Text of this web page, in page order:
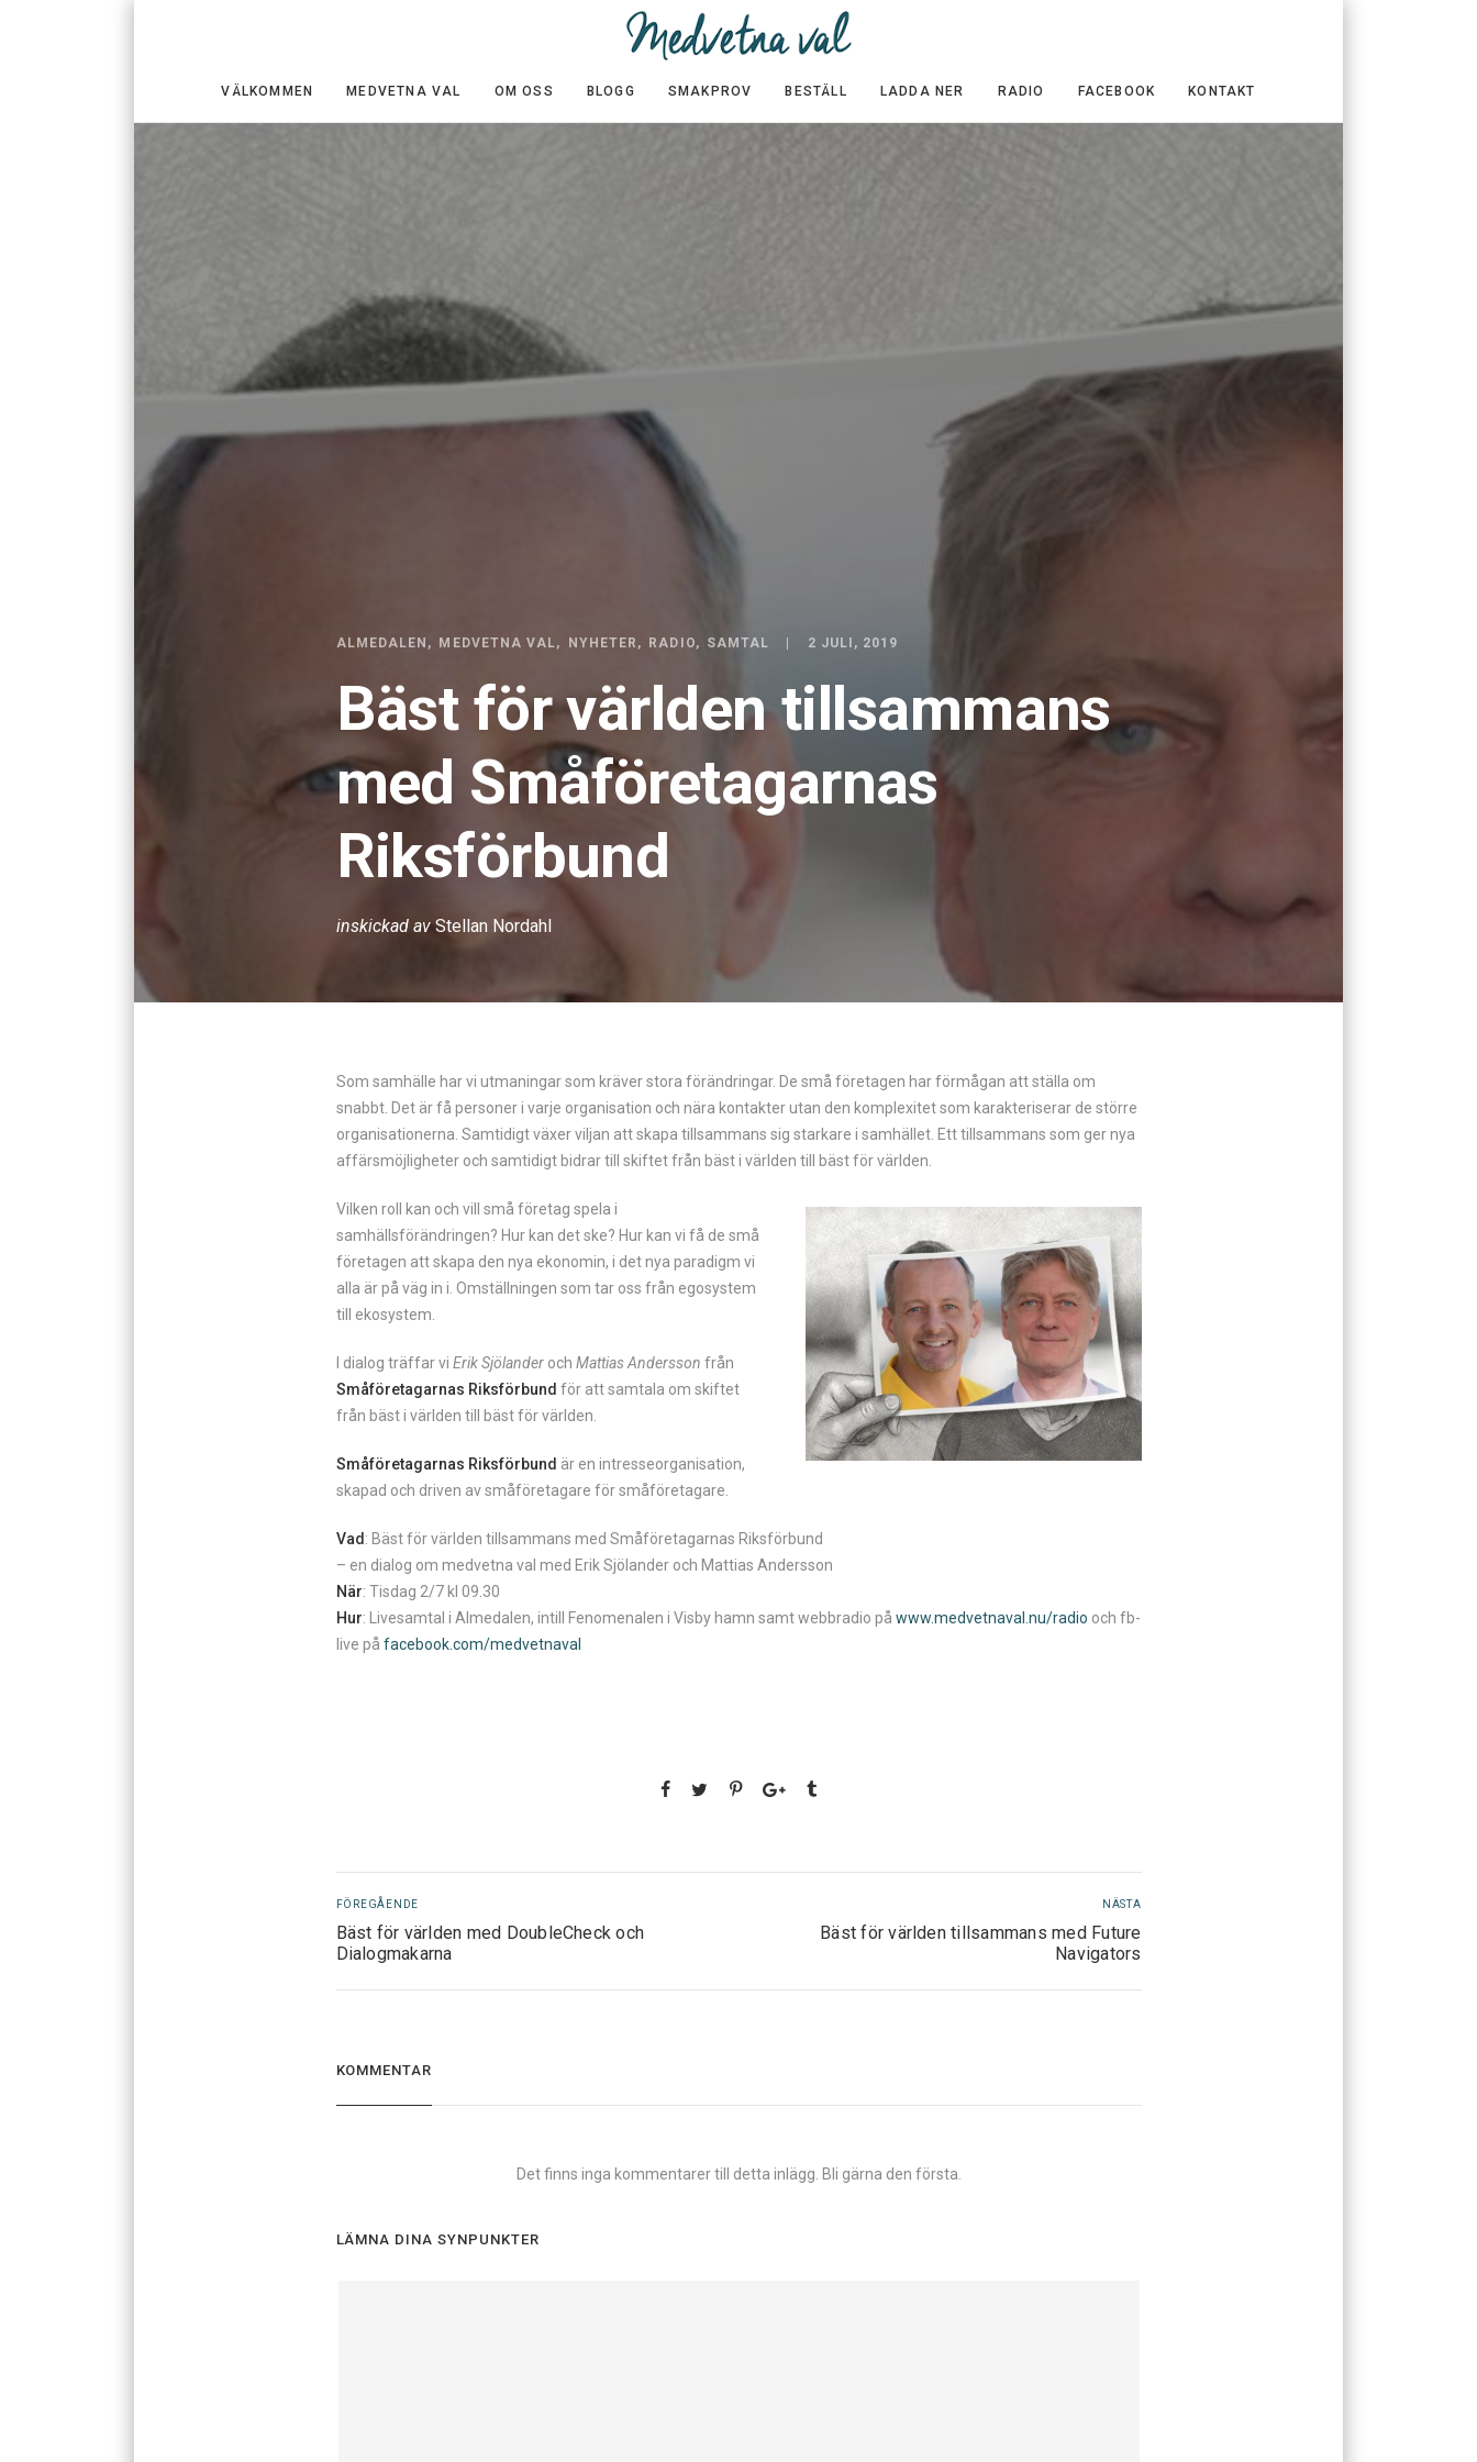
VÄLKOMMEN MEDVETNA VAL OM OSS BLOGG SMAKPROV BESTÄLL LADDA NER RADIO FACEBOOK KONTAKT
ALMEDALEN MEDVETNA VAL NYHETER RADIO SAMTAL 2 JULI, 2019
Bäst för världen tillsammans
med Småföretagarnas
Riksförbund
inskickad avStellan Nordahl
Som samhälle har vi utmaningar som kräver stora förändringar. De små företagen har förmågan att ställa om
snabbt. Det är få personer i varje organisation och nära kontakter utan den komplexitet som karakteriserar de större
organisationerna. Samtidigt växer viljan att skapa tillsammans sig starkare i samhället. Ett tillsammans som ger nya
affärsmöjligheter och samtidigt bidrar till skiftet från bäst i världen till bäst för världen.
Vilken roll kan och vill små företag spela i
samhällsförändringen? Hur kan det ske? Hur kan vi få de små
företagen att skapa den nya ekonomin, i det nya paradigm vi
alla är på väg in i. Omställningen som tar oss från egosystem
till ekosystem.
I dialog träffar vi Erik Sjölanderoch Mattias Andersson från
Småföretagarnas Riksförbund för att samtala om skiftet
från bäst i världen till bäst för världen.
Småföretagarnas Riksförbund är en intresseorganisation,
skapad och driven av småföretagare för småföretagare.
Vad : Bäst för världen tillsammans med Småföretagarnas Riksförbund
– en dialog om medvetna val med Erik Sjölander och Mattias Andersson
När: Tisdag 2/7 kl 09.30
Hur: Livesamtal i Almedalen, intill Fenomenalen i Visby hamn samt webbradio på www.medvetnaval.nu/radio och fb-
live på facebook.com/medvetnaval
FÖREGÅENDE
Bäst för världen med DoubleCheck och
Dialogmakarna
NÄSTA
Bäst för världen tillsammans med Future
Navigators
KOMMENTAR
Det finns inga kommentarer till detta inlägg. Bli gärna den första.
LÄMNA DINA SYNPUNKTER